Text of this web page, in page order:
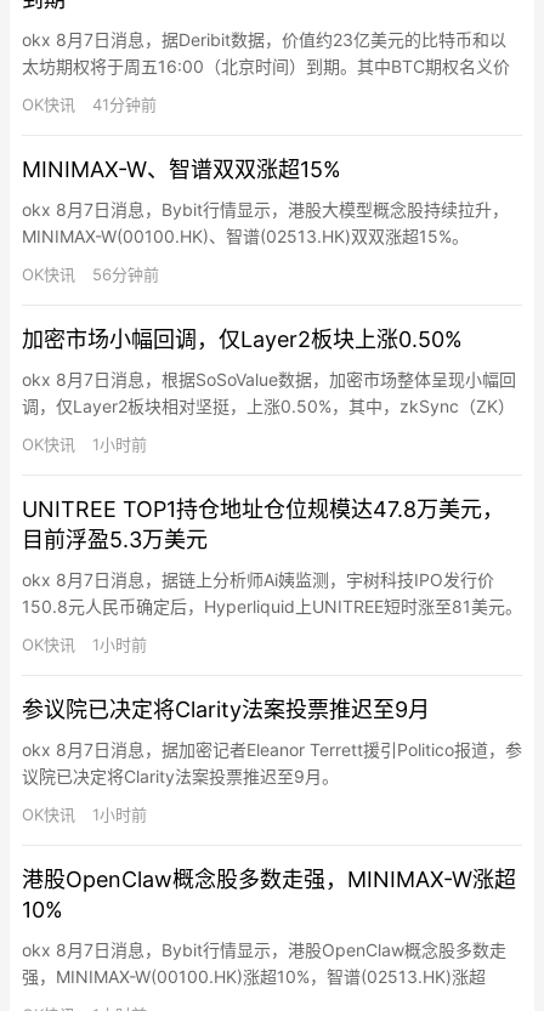
okx 8月7日消息，据Deribit数据，价值约23亿美元的比特币和以
太坊期权将于周五16:00（北京时间）到期。其中BTC期权名义价
值约20亿美元，看跌/看涨比率为0.26，最大痛点为63,500美元；
ETH期权名义价值约3.253亿美元，看跌/看涨比率为0.73，最大痛
动性，是交易短…
OK快讯 41分钟前
MINIMAX-W、智谱双双涨超15%
okx 8月7日消息，Bybit行情显示，港股大模型概念股持续拉升，
MINIMAX-W(00100.HK)、智谱(02513.HK)双双涨超15%。
OK快讯 56分钟前
加密市场小幅回调，仅Layer2板块上涨0.50%
okx 8月7日消息，根据SoSoValue数据，加密市场整体呈现小幅回
调，仅Layer2板块相对坚挺，上涨0.50%，其中，zkSync（ZK）
上涨1.92%，Starknet（STRK）上涨1.54%，Mantle（MNT）上
涨1.18%。其他板块方面，CeFi板块24小时下跌0.20%，但
OK快讯 1小时前
UNITREE TOP1持仓地址仓位规模达47.8万美元，
目前浮盈5.3万美元
okx 8月7日消息，据链上分析师Ai姨监测，宇树科技IPO发行价
150.8元人民币确定后，Hyperliquid上UNITREE短时涨至81美元。
地址0x48b…27926成为该代币TOP1规模头寸持有者（OI占比
11.25%），持有5899.21枚UNITREE（47.8万美元），开仓价
OK快讯 1小时前
参议院已决定将Clarity法案投票推迟至9月
okx 8月7日消息，据加密记者Eleanor Terrett援引Politico报道，参
议院已决定将Clarity法案投票推迟至9月。
OK快讯 1小时前
港股OpenClaw概念股多数走强，MINIMAX-W涨超
10%
okx 8月7日消息，Bybit行情显示，港股OpenClaw概念股多数走
强，MINIMAX-W(00100.HK)涨超10%，智谱(02513.HK)涨超
6%，网易-S(09999.HK)、腾讯控股(00700.HK)跟涨。